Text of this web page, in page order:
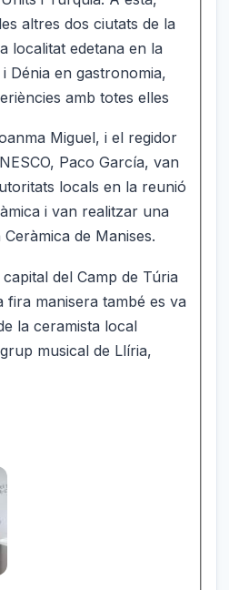
altres dos ciutats de la
localitat edetana en la
Dénia en gastronomia,
amb totes elles
Miguel, i el regidor
Paco García, van
locals en la reunió
i van realitzar una
de Manises.
del Camp de Túria
fira manisera també es va
la ceramista local
musical de Llíria,